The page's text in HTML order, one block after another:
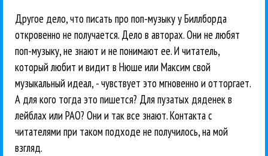
Другое дело, что писать про поп-музыку у Биллборда
откровенно не получается. Дело в авторах. Они не любят
поп-музыку, не знают и не понимают ее. И читатель,
который любит и видит в Нюше или Максим свой
музыкальный идеал, - чувствует это мгновенно и отторгает.
А для кого тогда это пишется? Для пузатых дяденек в
лейблах или РАО? Они и так все знают. Контакта с
читателями при таком подходе не получилось, на мой
взгляд.